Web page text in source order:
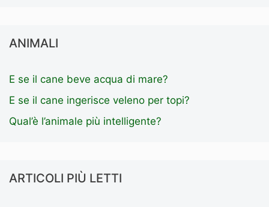
ANIMALI
E se il cane beve acqua di mare?
E se il cane ingerisce veleno per topi?
Qual’è l’animale più intelligente?
ARTICOLI PIÙ LETTI